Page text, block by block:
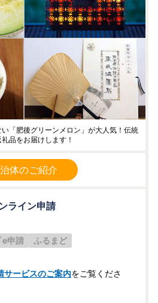
「肥後グリーンメロン」が大人気！伝統
品をお届けします！
体のご紹介
ライン申請
e申請
ふるまど
サービスのご案内をご覧くださ